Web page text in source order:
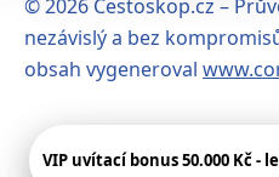
© 2026 Cestoskop.cz –
nezávislý a bez
obsah vygeneroval